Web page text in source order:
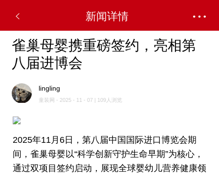
新闻详情
雀巢母婴携重磅签约，亮相第
八届进博会
lingling
童装网 - 2025 - 11 - 07 | 109人浏览
2025年11月6日，第八届中国国际进口博览会期
间，雀巢母婴以“科学创新守护生命早期”为核心，
通过双项目签约启动，展现全球婴幼儿营养健康领